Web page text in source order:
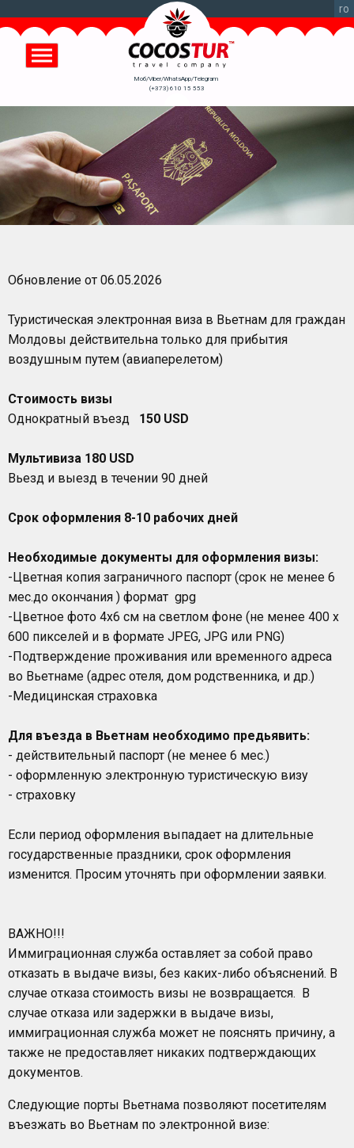
к
основному
содержанию
ro
Моб/Viber/WhatsApp/Telegram
(+373) 610 15 553
Обновление от 06.05.2026
Туристическая электронная виза в Вьетнам для граждан
Молдовы действительна только для прибытия
воздушным путем (авиаперелетом)
Стоимость визы
Однократный въезд
150 USD
Мультивиза 180 USD
Вьезд и выезд в течении 90 дней
Срок оформления 8-10 рабочих дней
Необходимые документы для оформления визы:
-Цветная копия заграничного паспорт (срок не менее 6
мес.до окончания ) формат gpg
-Цветное фото 4х6 см на светлом фоне (не менее 400 x
600 пикселей и в формате JPEG, JPG или PNG)
-Подтверждение проживания или временного адреса
во Вьетнаме (адрес отеля, дом родственника, и др.)
-Медицинская страховка
Для въезда в Вьетнам необходимо предьявить:
- действительный паспорт (не менее 6 мес.)
- оформленную электронную туристическую визу
- страховку
Если период оформления выпадает на длительные
государственные праздники, срок оформления
изменится. Просим уточнять при оформлении заявки.
ВАЖНО!!!
Иммиграционная служба оставляет за собой право
отказать в выдаче визы, без каких-либо объяснений. В
случае отказа стоимость визы не возвращается. В
случае отказа или задержки в выдаче визы,
иммиграционная служба может не пояснять причину, а
также не предоставляет никаких подтверждающих
документов.
Следующие порты Вьетнама позволяют посетителям
въезжать во Вьетнам по электронной визе: